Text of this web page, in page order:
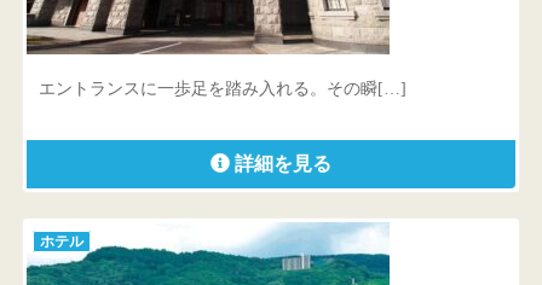
北海道 余市郡余市町登町2361-1
エントランスに一歩足を踏み入れる。その瞬[…]
詳細を見る
ホテル